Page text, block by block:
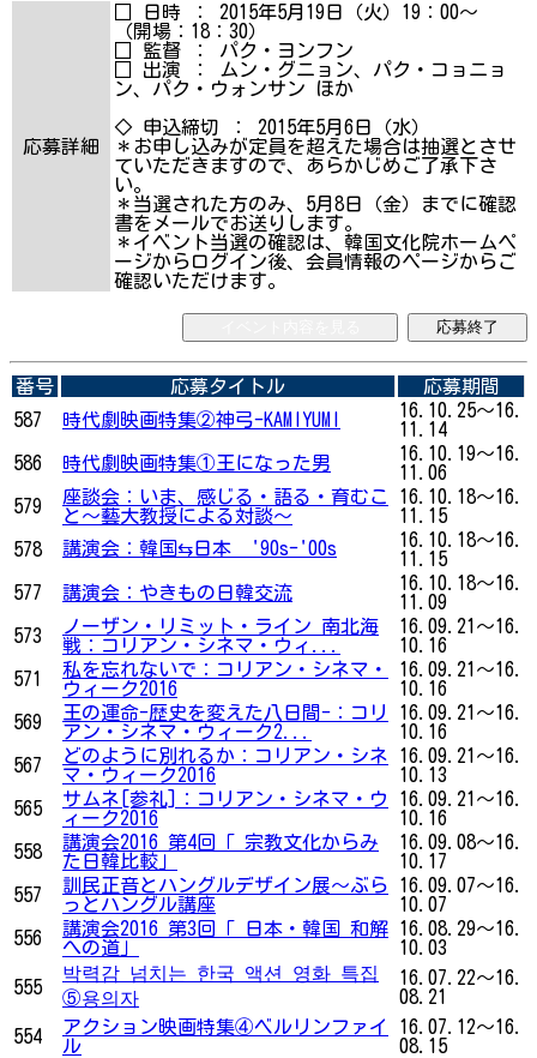
応募詳細
□ 日時 ： 2015年5月19日（火）19：00～
（開場：18：30）
□ 監督 ： パク・ヨンフン
□ 出演 ： ムン・グニョン、パク・コョニョ
ン、パク・ウォンサン ほか
◇ 申込締切 ： 2015年5月6日（水）
＊お申し込みが定員を超えた場合は抽選とさせ
ていただきますので、あらかじめご了承下さ
い。
＊当選された方のみ、5月8日（金）までに確認
書をメールでお送りします。
＊イベント当選の確認は、韓国文化院ホームペ
ージからログイン後、会員情報のページからご
確認いただけます。
応募終了
番号 応募タイトル
応募期間
587
時代劇映画特集②神弓-KAMIYUMI
16.10.25～16.
11.14
586
時代劇映画特集①王になった男
16.10.19～16.
11.06
579
座談会：いま、感じる・語る・育むこ
と～藝大教授による対談〜
16.10.18～16.
11.15
578
講演会：韓国⇆日本 '90s-'00s
16.10.18～16.
11.15
577
講演会：やきもの日韓交流
16.10.18～16.
11.09
573
ノーザン・リミット・ライン 南北海
戦：コリアン・シネマ・ウィ...
16.09.21～16.
10.16
571
私を忘れないで：コリアン・シネマ・
ウィーク2016
16.09.21～16.
10.16
569
王の運命-歴史を変えた八日間-：コリ
アン・シネマ・ウィーク2...
16.09.21～16.
10.16
567
どのように別れるか：コリアン・シネ
マ・ウィーク2016
16.09.21～16.
10.13
565
サムネ[参礼]：コリアン・シネマ・ウ
ィーク2016
16.09.21～16.
10.16
558
講演会2016 第4回「 宗教文化からみ
た日韓比較」
16.09.08～16.
10.17
557
訓民正音とハングルデザイン展～ぶら
っとハングル講座
16.09.07～16.
10.07
556
講演会2016 第3回「 日本・韓国 和解
への道」
16.08.29～16.
10.03
555
박력감 넘치는 한국 액션 영화 특집
⑤용의자
16.07.22～16.
08.21
554
アクション映画特集④ベルリンファイ
ル
16.07.12～16.
08.15